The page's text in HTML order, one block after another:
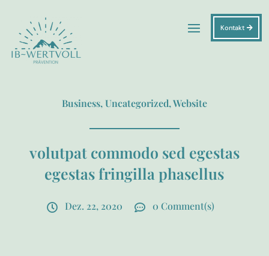
Kontakt
Business,Uncategorized,Website
volutpat commodo sed egestas
egestas fringilla phasellus
 Dez. 22, 2020  0 Comment(s)